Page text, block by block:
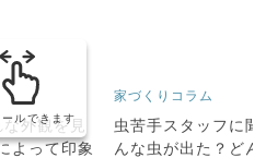
外観を見
よって印象
家づくりコラム
虫苦手スタッフに
んな虫が出た？ど
ールできます